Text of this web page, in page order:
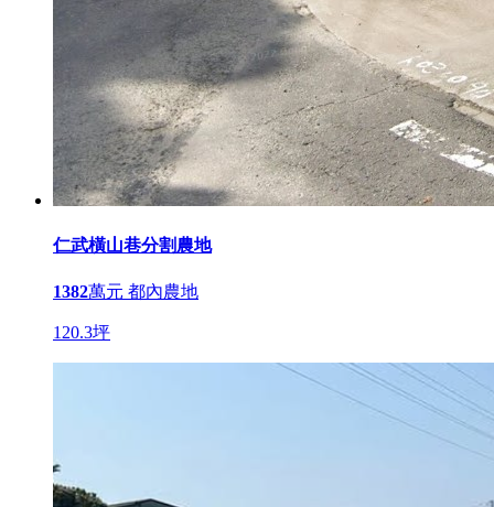
仁武橫山巷分割農地
1382萬元 都內農地
120.3坪